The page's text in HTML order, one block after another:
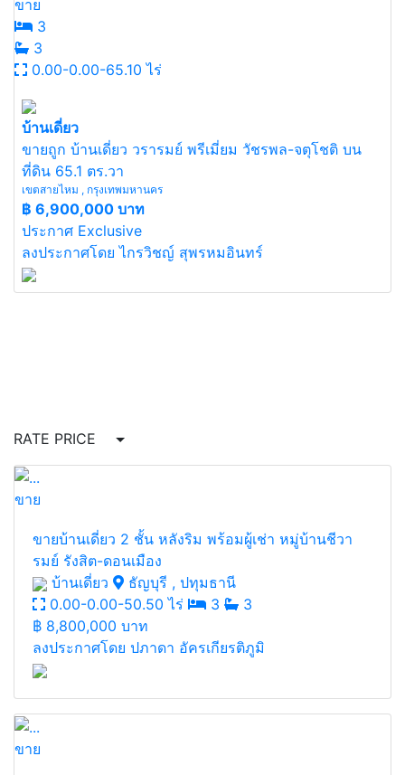
ขาย
3
3
0.00-0.00-65.10 ไร่
บ้านเดี่ยว
ขายถูก บ้านเดี่ยว วรารมย์ พรีเมี่ยม วัชรพล-จตุโชติ บน
ที่ดิน 65.1 ตร.วา
เขตสายไหม , กรุงเทพมหานคร
฿ 6,900,000 บาท
ประกาศ Exclusive
ลงประกาศโดย ไกรวิชญ์ สุพรหมอินทร์
RATE PRICE
ขาย
ขายบ้านเดี่ยว 2 ชั้น หลังริม พร้อมผู้เช่า หมู่บ้านชีวา
รมย์ รังสิต-ดอนเมือง
บ้านเดี่ยว
ธัญบุรี , ปทุมธานี
0.00-0.00-50.50 ไร่
3
3
฿ 8,800,000 บาท
ลงประกาศโดย ปภาดา อัครเกียรติภูมิ
ขาย